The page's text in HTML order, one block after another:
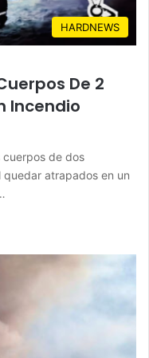
HARDNEWS
De 2
Incendio
cuerpos de dos
atrapados en un